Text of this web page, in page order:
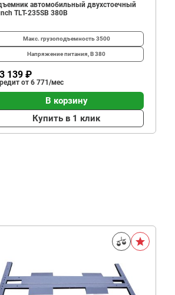
автомобильный двухстоечный
TLT-235SB 380B
Макс. грузоподъемность3500
Напряжение питания, В380
139 ₽
от 6 771/мес
В корзину
Купить в 1 клик